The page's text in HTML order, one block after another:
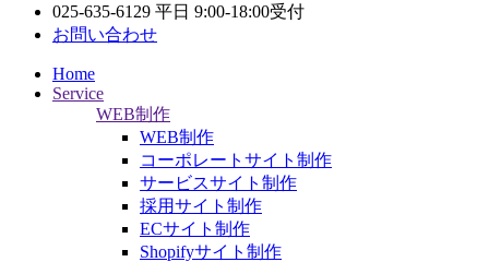
025-635-6129 平日 9:00-18:00受付
お問い合わせ
Home
Service
WEB制作
WEB制作
コーポレートサイト制作
サービスサイト制作
採用サイト制作
ECサイト制作
Shopifyサイト制作